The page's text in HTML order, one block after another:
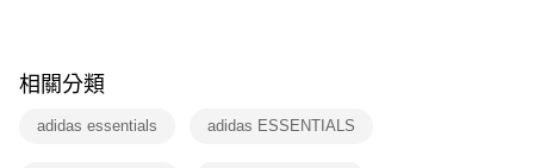
※ 交易是否成功請以「AFTEE先享後付 」之結帳頁面顯示為準，若有關於
是否繳費成功／繳費後需取消欲退款等相關疑問，請聯繫「AFTEE先享後付
客戶支援中心」https://netprotections.freshdesk.com/support/home
相關分類
adidas essentials adidas ESSENTIALS